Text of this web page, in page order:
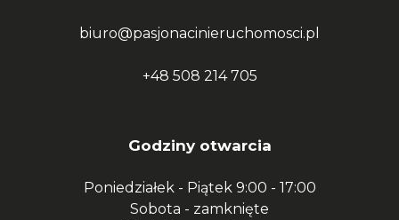
biuro@pasjonacinieruchomosci.pl
+48 508 214 705
Godziny otwarcia
Poniedziałek - Piątek 9:00 - 17:00
Sobota - zamknięte